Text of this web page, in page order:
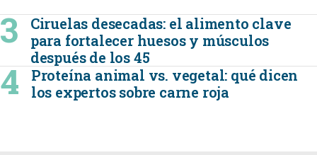
Ciruelas desecadas: el alimento clave
para fortalecer huesos y músculos
después de los 45
Proteína animal vs. vegetal: qué dicen
los expertos sobre carne roja